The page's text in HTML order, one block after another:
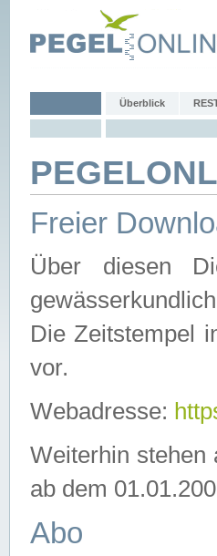
Überblick
Freier
Über diesen
Die Zeitstempel
vor.
Webadresse:
Weiterhin stehen
ab dem
Abo